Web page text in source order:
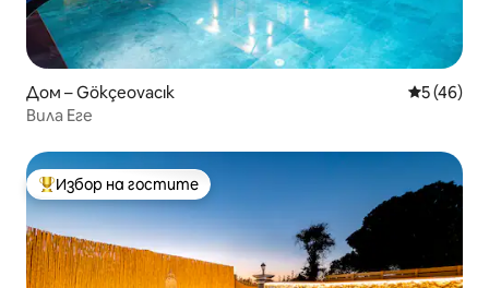
Дом – Gökçeovacık Средна
5 (46)
Вила Еге
Най-популярен избор на гостите
Избор на гостите